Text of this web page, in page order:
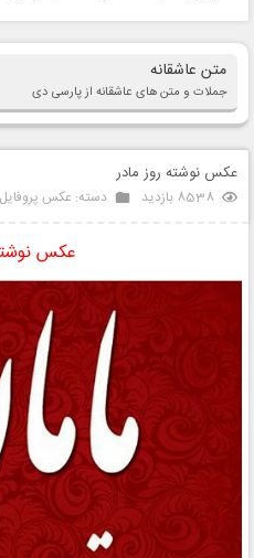
متن عاشقانه
جملات و متن های عاشقانه از پارسی دی
عکس نوشته روز مادر
8538 بازدید دسته: عکس پروفایل
عکس